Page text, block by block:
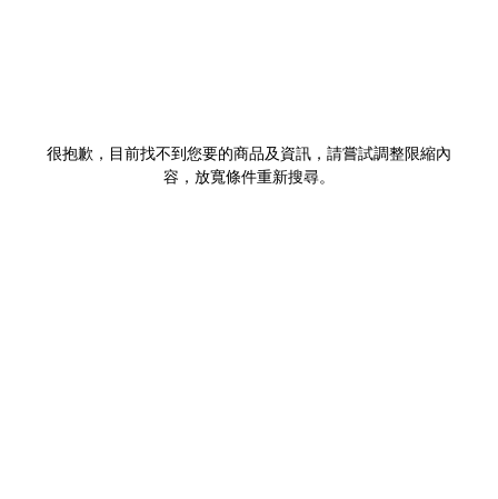
很抱歉，目前找不到您要的商品及資訊，請嘗試調整限縮內
容，放寬條件重新搜尋。